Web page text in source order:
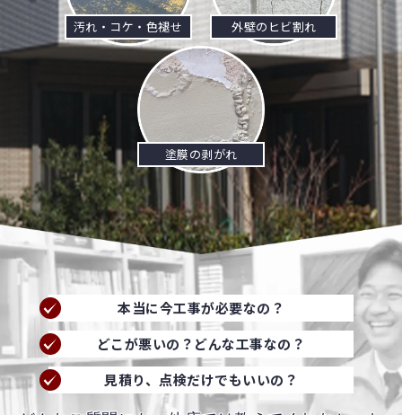
汚れ・コケ・色褪せ 外壁のヒビ割れ
塗膜の剥がれ
本当に今工事が必要なの？
どこが悪いの？どんな工事なの？
見積り、点検だけでもいいの？